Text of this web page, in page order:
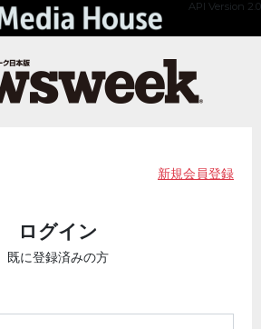
API Version 2.0
新規会員登録
ログイン
既に登録済みの方